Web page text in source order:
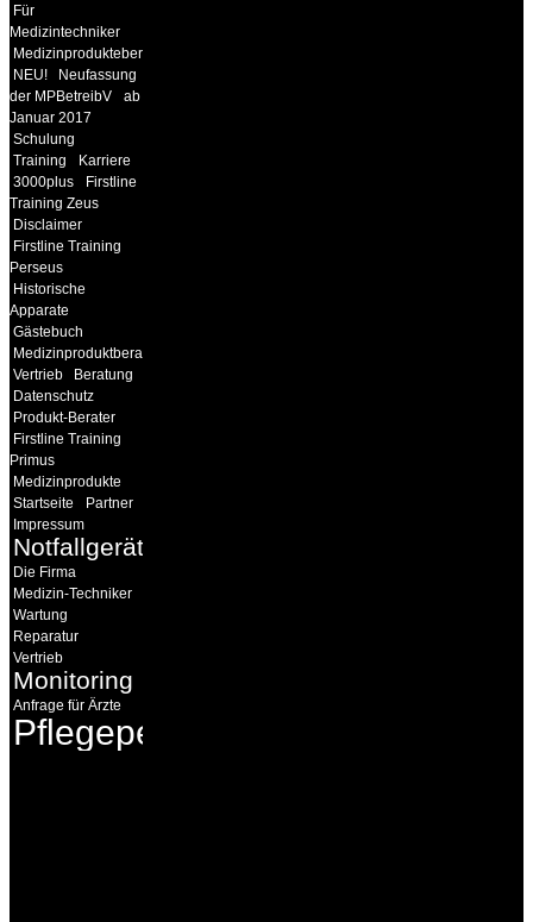
Für
Medizintechniker
Medizinprodukteberater
NEU!
Neufassung
der MPBetreibV
ab
Januar 2017
Schulung
Training
Karriere
3000plus
Firstline
Training Zeus
Disclaimer
Firstline Training
Perseus
Historische
Apparate
Gästebuch
Medizinproduktberater
Vertrieb
Beratung
Datenschutz
Produkt-Berater
Firstline Training
Primus
Medizinprodukte
Startseite
Partner
Impressum
Notfallgeräte
Die Firma
Medizin-Techniker
Wartung
Reparatur
Vertrieb
Monitoring
Anfrage für Ärzte
Pflegepersonal